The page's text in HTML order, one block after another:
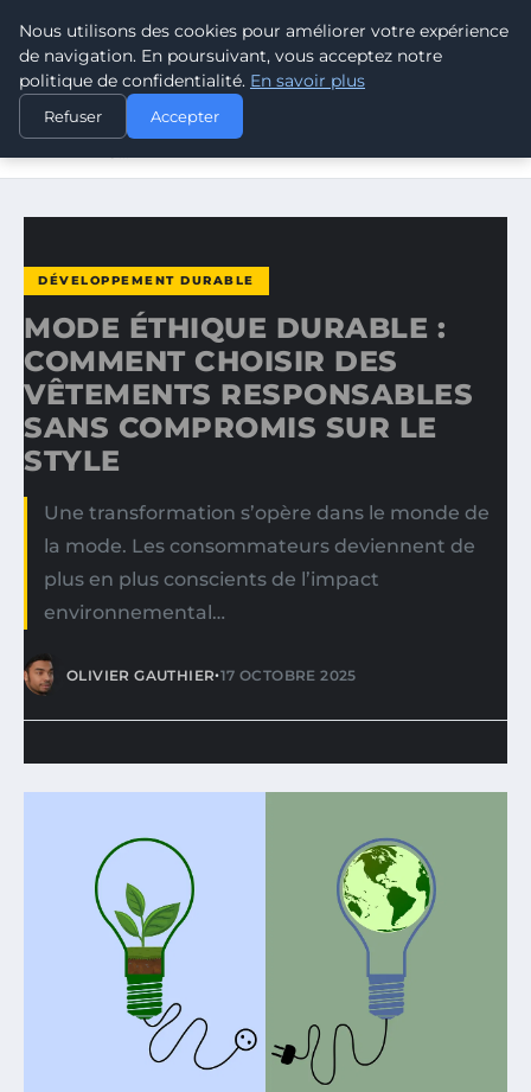
CLIMATE GUARDIAN
ACCUEIL
DÉVELOPPEMENT DURABLE
MODE ÉTHIQUE DURABLE : COMMENT CHOISIR DES
DÉVELOPPEMENT DURABLE
MODE ÉTHIQUE DURABLE :
COMMENT CHOISIR DES
VÊTEMENTS RESPONSABLES
SANS COMPROMIS SUR LE
STYLE
Une transformation s’opère dans le monde de
la mode. Les consommateurs deviennent de
plus en plus conscients de l’impact
environnemental…
OLIVIER GAUTHIER•17 OCTOBRE 2025
Nous utilisons des cookies pour améliorer votre expérience
de navigation. En poursuivant, vous acceptez notre
politique de confidentialité. En savoir plus
Refuser Accepter